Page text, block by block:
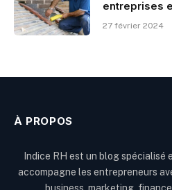
entreprises
27 février 2024
À PROPOS
Indice RH est un blog spécialisé
accompagne les entrepreneurs